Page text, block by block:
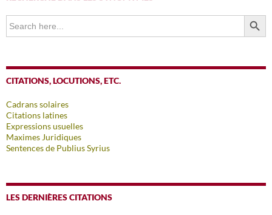
Search
for:
SEARCH
CITATIONS, LOCUTIONS, ETC.
Cadrans solaires
Citations latines
Expressions usuelles
Maximes Juridiques
Sentences de Publius Syrius
LES DERNIÈRES CITATIONS